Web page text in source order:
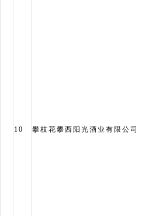
10 攀枝花攀西阳光酒业有限公司